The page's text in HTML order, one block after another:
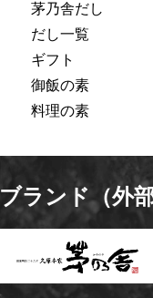
茅乃舎だし
だし一覧
ギフト
御飯の素
料理の素
ブランド（外